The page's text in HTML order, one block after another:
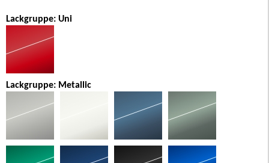
Lackgruppe: Uni
Lackgruppe: Metallic